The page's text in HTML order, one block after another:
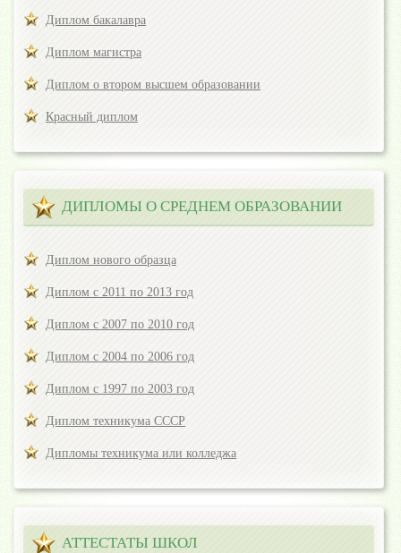
Диплом бакалавра
Диплом магистра
Диплом о втором высшем образовании
Красный диплом
ДИПЛОМЫ О СРЕДНЕМ ОБРАЗОВАНИИ
Диплом нового образца
Диплом с 2011 по 2013 год
Диплом с 2007 по 2010 год
Диплом с 2004 по 2006 год
Диплом с 1997 по 2003 год
Диплом техникума СССР
Дипломы техникума или колледжа
АТТЕСТАТЫ ШКОЛ